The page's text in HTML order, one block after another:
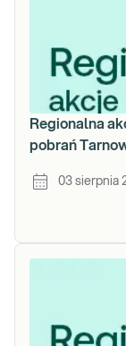
Regionalna
pobrań
03 sierpnia